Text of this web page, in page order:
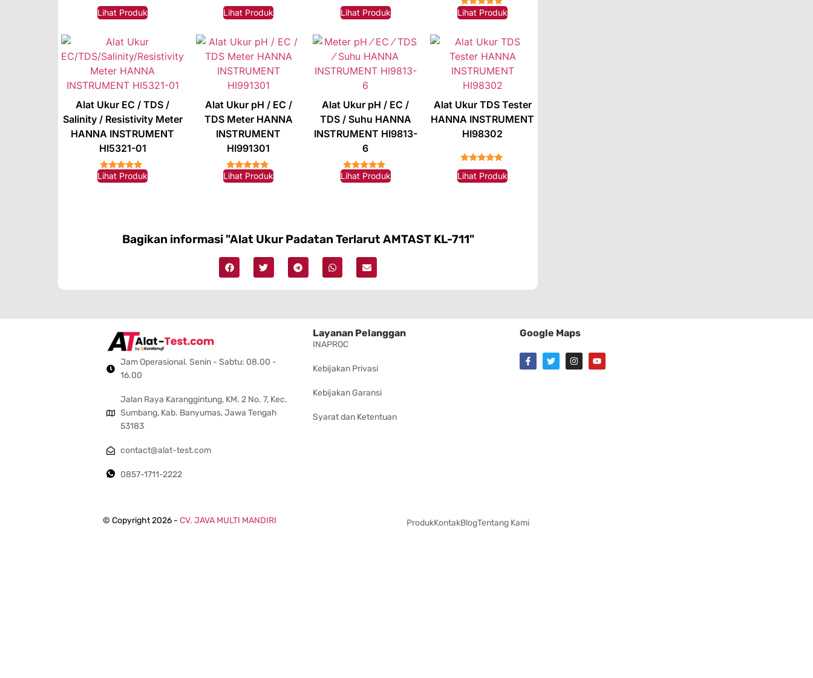
★★★★★
Lihat Produk
★★★★★
Lihat Produk Lihat Produk ★★★★★
Lihat Produk
Alat Ukur EC / TDS /
Salinity / Resistivity Meter
HANNA INSTRUMENT
HI5321-01
★★★★★
Lihat Produk
Alat Ukur pH / EC /
TDS Meter HANNA
INSTRUMENT
HI991301
★★★★★
Lihat Produk
Alat Ukur pH / EC /
TDS / Suhu HANNA
INSTRUMENT HI9813-
6
★★★★★
Lihat Produk
Alat Ukur TDS Tester
HANNA INSTRUMENT
HI98302
★★★★★
Lihat Produk
Bagikan informasi "Alat Ukur Padatan Terlarut AMTAST KL-711"
Jam Operasional. Senin - Sabtu: 08.00 -
16.00
Jalan Raya Karanggintung, KM. 2 No. 7, Kec.
Sumbang, Kab. Banyumas, Jawa Tengah
53183
contact@alat-test.com
0857-1711-2222
Layanan Pelanggan
INAPROC
Kebijakan Privasi
Kebijakan Garansi
Syarat dan Ketentuan
Google Maps
© Copyright 2026 - CV. JAVA MULTI MANDIRI ProdukKontakBlogTentang Kami